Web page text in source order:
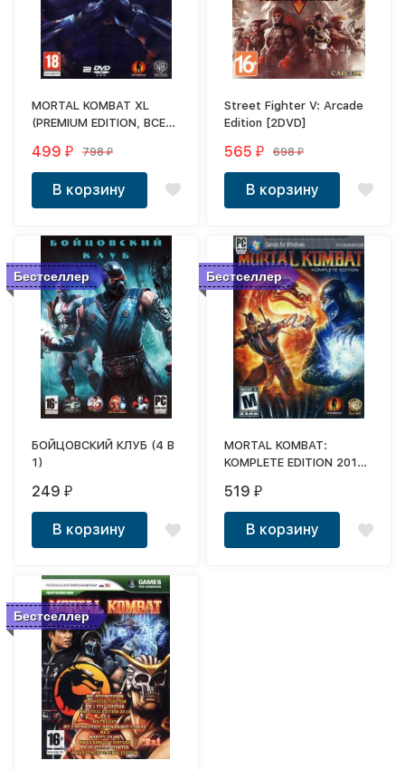
MORTAL KOMBAT XL
(PREMIUM EDITION, ВСЕ
499₽ 798₽
В корзину
Street Fighter V: Arcade
Edition [2DVD]
565₽ 698₽
В корзину
Бестселлер
БОЙЦОВСКИЙ КЛУБ (4 В
1)
249₽
В корзину
Бестселлер
MORTAL KOMBAT:
KOMPLETE EDITION 2013
ОЗВУЧКА ВИДЕО)
519₽
В корзину
Бестселлер